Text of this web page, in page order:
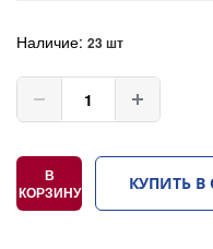
Наличие: 23 шт
В
КОРЗИНУ
КУПИТЬ